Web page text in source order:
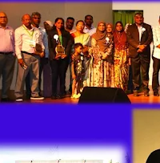
சர்வதேச சகோதரிகள்
பூஜ்ஜிய
பாண்டிருப்பில் வீதி
எதிராக